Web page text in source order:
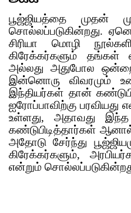
பூஜ்ஜியத்தை முதன்
சொல்லப்படுகின்றது.
சிரியா மொழி
கிரேக்கர்களும் தங்கள்
அல்லது அதுபோல
இன்னொரு விவரமும்
இந்தியர்கள் தான்
ஐரோப்பாவிற்கு
உள்ளது, அதாவது
கண்டுபிடித்தார்கள்
அதோடு சேர்ந்து
கிரேக்கர்களும்,
என்றும்